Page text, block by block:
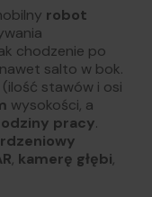
robot
chodzenie po
salto w bok.
(ilość stawów i osi
wysokości, a
pracy.
, kamerę głębi,